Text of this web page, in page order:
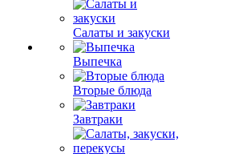
Салаты и закуски
Выпечка
Вторые блюда
Завтраки